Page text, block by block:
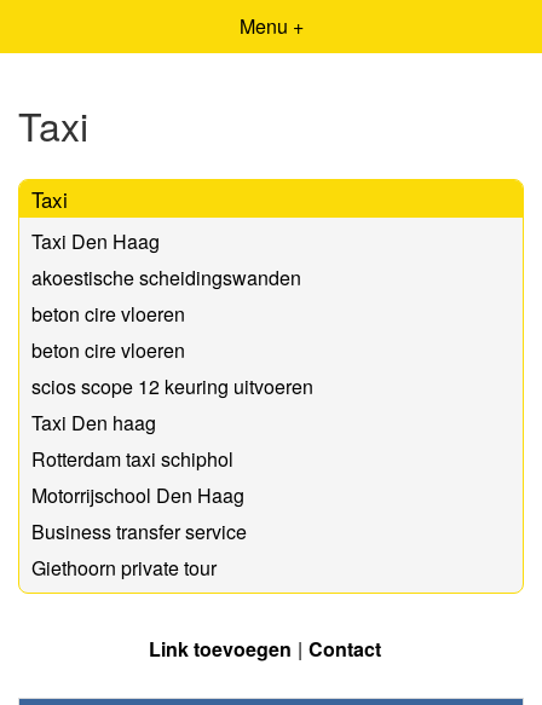
Menu +
Taxi
Taxi
Taxi Den Haag
akoestische scheidingswanden
beton cire vloeren
beton cire vloeren
scios scope 12 keuring uitvoeren
Taxi Den haag
Rotterdam taxi schiphol
Motorrijschool Den Haag
Business transfer service
Giethoorn private tour
Link toevoegen Contact